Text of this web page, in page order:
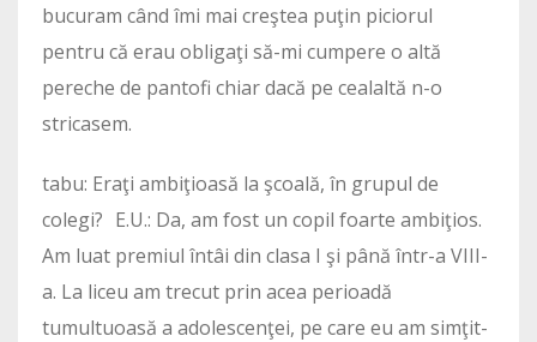
bucuram când îmi mai creştea puţin piciorul
pentru că erau obligaţi să-mi cumpere o altă
pereche de pantofi chiar dacă pe cealaltă n-o
stricasem.
tabu: Eraţi ambiţioasă la şcoală, în grupul de
colegi? E.U.: Da, am fost un copil foarte ambiţios.
Am luat premiul întâi din clasa I şi până într-a VIII-
a. La liceu am trecut prin acea perioadă
tumultuoasă a adolescenţei, pe care eu am simţit-